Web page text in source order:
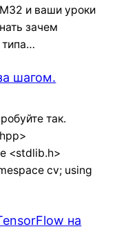
и ваши уроки
зачем
типа…
шагом.
так.
<stdlib.h>
cv; using
на